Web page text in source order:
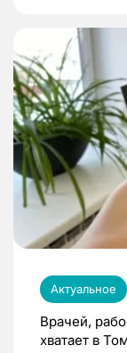
Актуальное
Врачей,
хватает в